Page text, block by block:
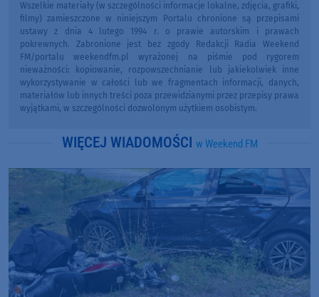
Wszelkie materiały (w szczególności informacje lokalne, zdjęcia, grafiki,
filmy) zamieszczone w niniejszym Portalu chronione są przepisami
ustawy z dnia 4 lutego 1994 r. o prawie autorskim i prawach
pokrewnych. Zabronione jest bez zgody Redakcji Radia Weekend
FM/portalu weekendfm.pl wyrażonej na piśmie pod rygorem
nieważności: kopiowanie, rozpowszechnianie lub jakiekolwiek inne
wykorzystywanie w całości lub we fragmentach informacji, danych,
materiałów lub innych treści poza przewidzianymi przez przepisy prawa
wyjątkami, w szczególności dozwolonym użytkiem osobistym.
WIĘCEJ WIADOMOŚCI w Weekend FM